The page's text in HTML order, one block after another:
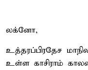
லக்னோ,
உத்தரப்பிரதேச
உள்ள காசிராம்